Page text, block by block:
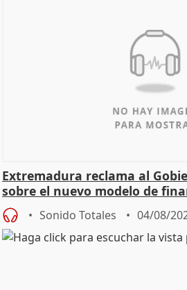
Extremadura reclama al
sobre el nuevo modelo de
Sonido Totales 04/08/